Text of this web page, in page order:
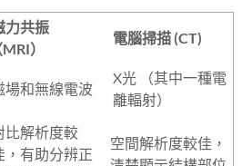
力共振
MRI）
電腦掃描 (CT)
場和無線電波
X光 （其中一種電
離輻射）
比解析度較
，有助分辨正
空間解析度較佳，